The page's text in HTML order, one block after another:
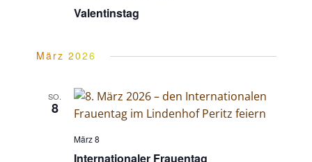
A
n
i
g
Valentinstag
März 2026
SO.
8
Internationaler Frauentag
März 8